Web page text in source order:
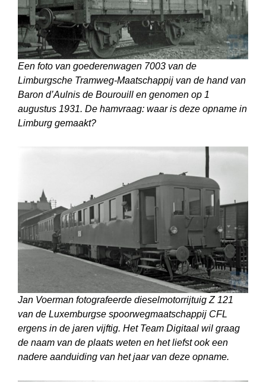
Een foto van goederenwagen 7003 van de
Limburgsche Tramweg-Maatschappij van de hand van
Baron d’Aulnis de Bourouill en genomen op 1
augustus 1931. De hamvraag: waar is deze opname in
Limburg gemaakt?
Jan Voerman fotografeerde dieselmotorrijtuig Z 121
van de Luxemburgse spoorwegmaatschappij CFL
ergens in de jaren vijftig. Het Team Digitaal wil graag
de naam van de plaats weten en het liefst ook een
nadere aanduiding van het jaar van deze opname.